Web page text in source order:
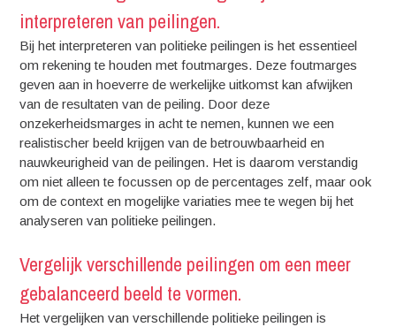
interpreteren van peilingen.
Bij het interpreteren van politieke peilingen is het essentieel
om rekening te houden met foutmarges. Deze foutmarges
geven aan in hoeverre de werkelijke uitkomst kan afwijken
van de resultaten van de peiling. Door deze
onzekerheidsmarges in acht te nemen, kunnen we een
realistischer beeld krijgen van de betrouwbaarheid en
nauwkeurigheid van de peilingen. Het is daarom verstandig
om niet alleen te focussen op de percentages zelf, maar ook
om de context en mogelijke variaties mee te wegen bij het
analyseren van politieke peilingen.
Vergelijk verschillende peilingen om een meer
gebalanceerd beeld te vormen.
Het vergelijken van verschillende politieke peilingen is